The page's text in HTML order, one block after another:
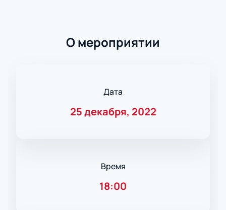
О мероприятии
Дата
25 декабря, 2022
Время
18:00